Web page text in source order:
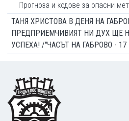
Прогноза и кодове за опасни
ТАНЯ ХРИСТОВА В ДЕНЯ НА
ПРЕДПРИЕМЧИВИЯТ НИ ДУХ ЩЕ
УСПЕХА! /"ЧАСЪТ НА ГАБРОВО -
Footer